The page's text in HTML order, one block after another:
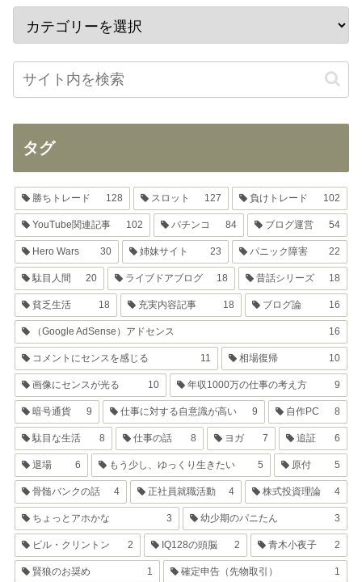
タグ
勝ちトレード 128 スロット 127 負けトレード 102
YouTube関連記事 102 パチンコ 84 ブログ運営 54
Hero Wars 30 姉妹サイト 23 パニック障害 22
駄目人間 20 ライブドアブログ 18 昔話シリーズ 18
貧乏生活 18 充実内容記事 18 ブログ論 16
（Google AdSense）アドセンス 16
コメントにセンスを感じる 11 相場復帰 10
画像にセンスが光る 10 年収1000万の仕事の考え方 9
暗号通貨 9 仕事に対する自意識が高い 9 自作PC 8
駄目な生活 8 仕事の話 8 ヨガ 7 追証 6
退場 6 もう少し、ゆっくり生きたい 5 原付 5
骨髄バンクの話 4 正社員就職活動 4 株式投資理論 4
ちょっとアホかな 3 幼少期のパニたん 3
ビル・クリントン 2 IQ128の頭脳 2 青木小夜子 2
賢狼のお奨め 1 確定申告（先物取引） 1